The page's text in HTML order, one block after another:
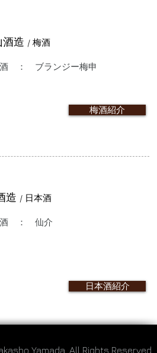
酒造 / 梅酒
： ブランジー梅申
梅酒紹介
造 / 日本酒
酒 ： 仙介
日本酒紹介
Yamada. All Rights Reserved.